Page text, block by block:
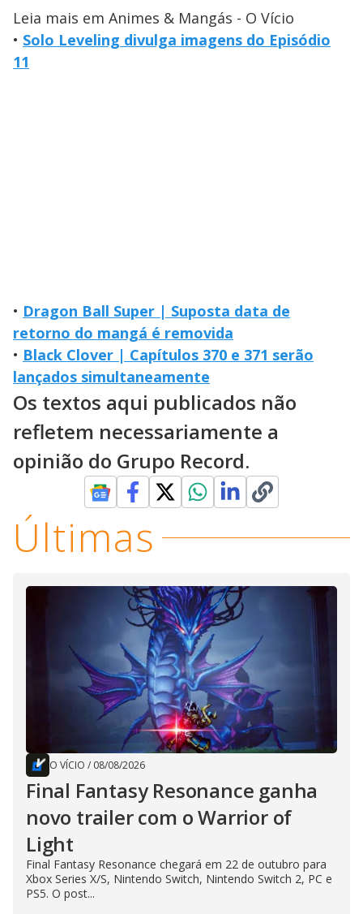
Leia mais em Animes & Mangás - O Vício
• Solo Leveling divulga imagens do Episódio
11
• Dragon Ball Super | Suposta data de
retorno do mangá é removida
• Black Clover | Capítulos 370 e 371 serão
lançados simultaneamente
Os textos aqui publicados não
refletem necessariamente a
opinião do Grupo Record.
Últimas
O VÍCIO / 08/08/2026
Final Fantasy Resonance ganha
novo trailer com o Warrior of
Light
Final Fantasy Resonance chegará em 22 de outubro para
Xbox Series X/S, Nintendo Switch, Nintendo Switch 2, PC e
PS5. O post...